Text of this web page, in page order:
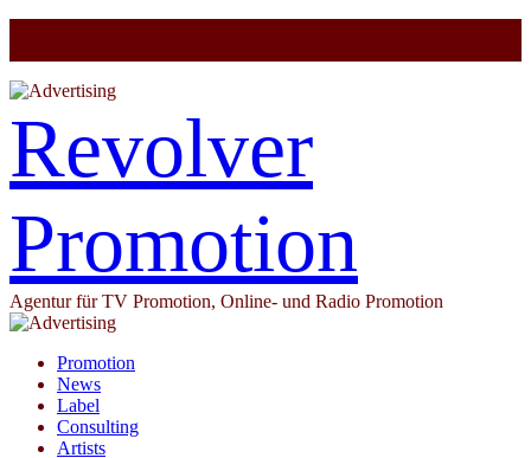
Revolver
Promotion
Agentur für TV Promotion, Online- und Radio Promotion
Promotion
News
Label
Consulting
Artists